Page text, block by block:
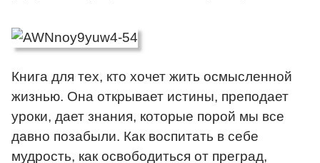
Книга для тех, кто хочет жить осмысленной
жизнью. Она открывает истины, преподает
уроки, дает знания, которые порой мы все
давно позабыли. Как воспитать в себе
мудрость, как освободиться от преград,